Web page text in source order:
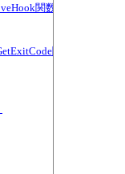
関数（TKInfo.dll）
関数（